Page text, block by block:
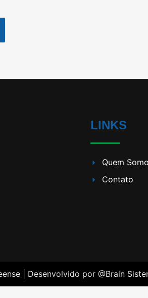
LINKS
Quem
Contato
| Desenvolvido por @Brain